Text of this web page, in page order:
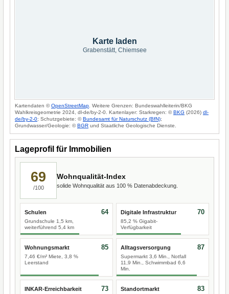
Karte laden
Grabenstätt, Chiemsee
Kartendaten ©OpenStreetMap . Weitere Grenzen: Bundeswahlleiterin/BKG
Wahlkreisgeometrie 2024, dl-de/by-2-0. Kartenlayer: Starkregen: ©BKG (2026) dl-
de/by-2-0; Schutzgebiete: ©Bundesamt für Naturschutz (BfN);
Grundwasser/Geologie: ©BGR und Staatliche Geologische Dienste.
Lageprofil für Immobilien
69
/100
Wohnqualität-Index
solide Wohnqualität aus 100 % Datenabdeckung.
Schulen
Grundschule 1,5 km,
weiterführend 5,4 km
64 Digitale Infrastruktur
85,2 % Gigabit-
Verfügbarkeit
70
Wohnungsmarkt
7,46 €/m² Miete, 3,8 %
Leerstand
85 Alltagsversorgung
Supermarkt 3,6 Min., Notfall
11,9 Min., Schwimmbad 6,6
Min.
87
INKAR-Erreichbarkeit 73 Standortmarkt 83